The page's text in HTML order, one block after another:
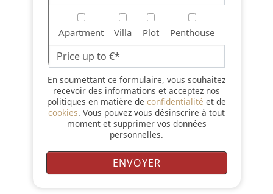
Apartment Villa Plot Penthouse
En soumettant ce formulaire, vous souhaitez
recevoir des informations et acceptez nos
politiques en matière de confidentialité et de
cookies. Vous pouvez vous désinscrire à tout
moment et supprimer vos données
personnelles.